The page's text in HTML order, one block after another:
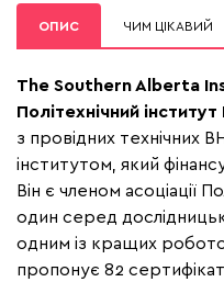
ОПИС ЧИМ ЦІКАВИЙ
The Southern Alberta
Політехнічний
з провідних технічних
інститутом, який
Він є членом асоціації
один серед
одним із кращих
пропонує 82